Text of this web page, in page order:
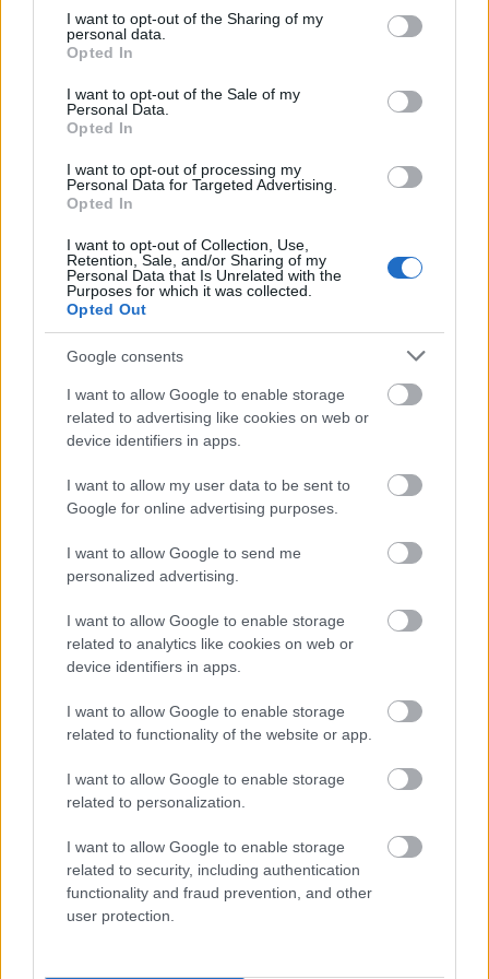
not limited to your visit or usage behaviour. You may click to
grant or deny consent to Google and its third-party tags to
use your data for below specified purposes in below Google
consent section.
I want to opt-out of the Sharing of my
personal data.
Opted In
I want to opt-out of the Sale of my
Personal Data.
Opted In
I want to opt-out of processing my
Personal Data for Targeted Advertising.
Opted In
I want to opt-out of Collection, Use,
Retention, Sale, and/or Sharing of my
Personal Data that Is Unrelated with the
Purposes for which it was collected.
Opted Out
Google consents
I want to allow Google to enable storage
related to advertising like cookies on web or
device identifiers in apps.
I want to allow my user data to be sent to
Google for online advertising purposes.
I want to allow Google to send me
personalized advertising.
I want to allow Google to enable storage
related to analytics like cookies on web or
device identifiers in apps.
I want to allow Google to enable storage
related to functionality of the website or app.
I want to allow Google to enable storage
related to personalization.
I want to allow Google to enable storage
related to security, including authentication
functionality and fraud prevention, and other
user protection.
számára is érvényes újrafordításátKovács Kristóf
író, dramaturg készítette.
A Macbeth ma?
Fontosnak tartottam, hogy a nézőhöz minél közelebb
hozzam a darabot, ezért döntöttem, úgy, hogy
szakítok a színpadtér-nézőtér hagyományos
felfogásával, így a tér különböző helyein szólaljanak
meg a jelenetek, melyekben a néző szinte
szükségszerűen vesz részt, változó mozgásával
alakítja a teret, a jelenetet. Részese lesz az
előadásnak, a szó szoros értelmében jelen lehet a
jelenetben.
A tér jellegéből adódóan olyan látványt készítettünk,
amely falfirkákból, falra festett látványelemelből áll.
Ennek összhatása a néző számára ismerős képet
nyújt, melyet akár a ma utcai valóságának is
nevezhetünk.
A látvány mobil jellegét az adja, hogy a tervező
ragasztott felületekkel dolgozott.
A látványtervet és kivitelezést az Iparművészeti
pályamunkával rendelkezőMerkovits Bea
készítette.
A jelmezeketBreckl János, több magyar és külföldi
nagyjátékfilm jelmeztervezője készítette.
Az előadás zenéje az időtlen (ütősök) és a jelenidejű
(elektromos gitár) egységéből áll össze.
Zeneszerzőnk Temesvári Balázs(T Bali), Szemző
együttesének tagja.
Az előadás világításának tervezését
számos magyar kis- és nagyjátékfilm, valamint
reklámfilm operatőre készítette, akivel közösen
néhány rövidfilmemben dolgoztunk együtt.
A világítás technikai kivitelezője